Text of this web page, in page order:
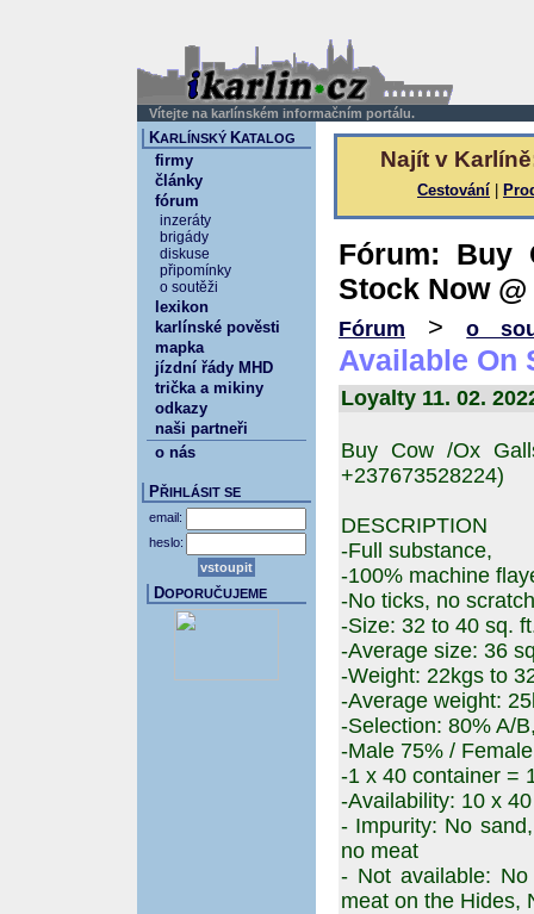
Vítejte na karlínském informačním portálu.
Najít v
Cestování
Fórum: Buy
Stock Now
Fórum >o
Available On
Loyalty 11. 02.
Buy Cow /Ox
+237673528224)
DESCRIPTION
-Full substance,
-100% machine
-No ticks, no
-Size: 32 to 40 sq.
-Average size: 36
-Weight: 22kgs to
-Average weight:
-Selection: 80% A/
-Male 75% /
-1 x 40 container =
-Availability: 10 x
- Impurity: No
no meat
- Not available:
meat on the Hides,
KARLÍNSKÝ KATALOG
firmy
články
fórum
inzeráty
brigády
diskuse
připomínky
o soutěži
lexikon
karlínské pověsti
mapka
jízdní řády MHD
trička a mikiny
odkazy
naši partneři
o nás
PŘIHLÁSIT SE
email:
heslo:
DOPORUČUJEME